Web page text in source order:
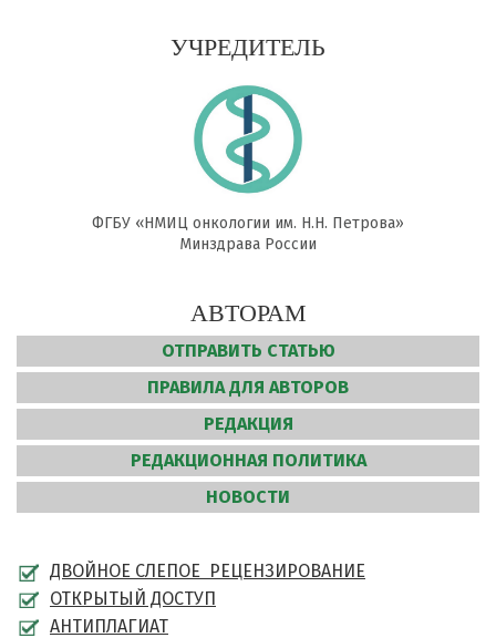
УЧРЕДИТЕЛЬ
ФГБУ «НМИЦ онкологии им. Н.Н. Петрова»
Минздрава России
АВТОРАМ
ОТПРАВИТЬ СТАТЬЮ
ПРАВИЛА ДЛЯ АВТОРОВ
РЕДАКЦИЯ
РЕДАКЦИОННАЯ ПОЛИТИКА
НОВОСТИ
ДВОЙНОЕ СЛЕПОЕ РЕЦЕНЗИРОВАНИЕ
ОТКРЫТЫЙ ДОСТУП
АНТИПЛАГИАТ